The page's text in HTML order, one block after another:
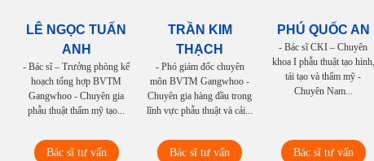
LÊ NGỌC TUẤN
ANH
- Bác sĩ – Trưởng phòng kế
hoạch tổng hợp BVTM
Gangwhoo - Chuyên gia
phẫu thuật thẩm mỹ tạo...
Bác sĩ tư vấn
TRẦN KIM
THẠCH
- Phó giám đốc chuyên
môn BVTM Gangwhoo -
Chuyên gia hàng đầu trong
lĩnh vực phẫu thuật và cải...
Bác sĩ tư vấn
PHÚ QUỐC AN
- Bác sĩ CKI – Chuyên
khoa I phẫu thuật tạo hình,
tái tạo và thẩm mỹ -
Chuyên Nam...
Bác sĩ tư vấn